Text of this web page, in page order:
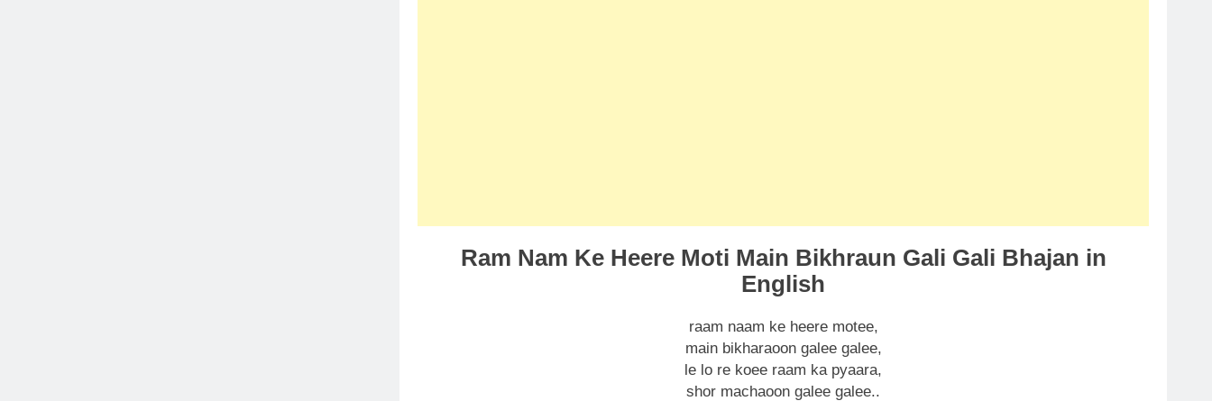
Ram Nam Ke Heere Moti Main Bikhraun Gali Gali Bhajan in
English
raam naam ke heere motee,
main bikharaoon galee galee,
le lo re koee raam ka pyaara,
shor machaoon galee galee..